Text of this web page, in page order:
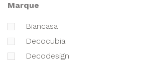
marque
biancasa
decocubia
decodesign